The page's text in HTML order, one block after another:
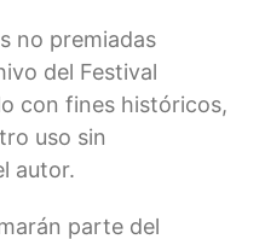
no premiadas
del Festival
con fines históricos,
uso sin
autor.
parte del